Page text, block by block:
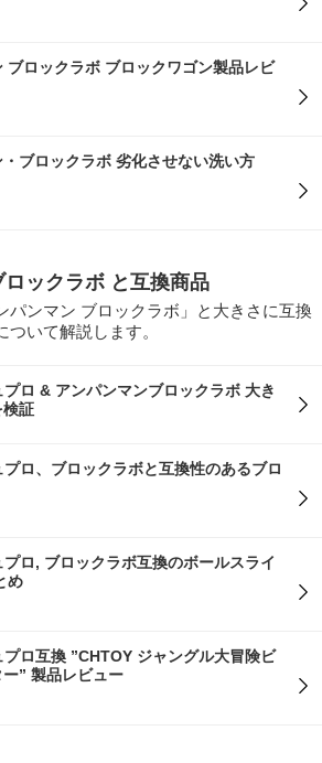
ブロックラボ ブロックワゴン製品レビ
ブロックラボ 劣化させない洗い方
ックラボ と互換商品
パンマン ブロックラボ」と大きさに互換
いて解説します。
ロ & アンパンマンブロックラボ 大き
検証
ロ、ブロックラボと互換性のあるブロ
ロ, ブロックラボ互換のボールスライ
め
ロ互換 ”CHTOY ジャングル大冒険ビ
” 製品レビュー